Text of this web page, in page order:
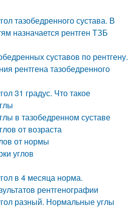
тазобедренного сустава. В
назначается рентген ТЗБ
суставов по рентгену.
рентгена тазобедренного
31 градус. Что такое
в тазобедренном суставе
от возраста
от нормы
углов
в 4 месяца норма.
рентгенографии
разный. Нормальные углы